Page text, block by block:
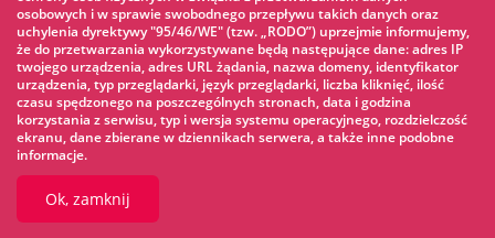
Park Wodny »
Lodowisko »
KINOECK »
Muzeum »
© 2026 UM Ełk
osobowych i w sprawie swobodnego przepływu takich danych oraz
uchylenia dyrektywy "95/46/WE" (tzw. „RODO”) uprzejmie informujemy,
że do przetwarzania wykorzystywane będą następujące dane: adres IP
twojego urządzenia, adres URL żądania, nazwa domeny, identyfikator
urządzenia, typ przeglądarki, język przeglądarki, liczba kliknięć, ilość
czasu spędzonego na poszczególnych stronach, data i godzina
korzystania z serwisu, typ i wersja systemu operacyjnego, rozdzielczość
ekranu, dane zbierane w dziennikach serwera, a także inne podobne
informacje.
Ok, zamknij